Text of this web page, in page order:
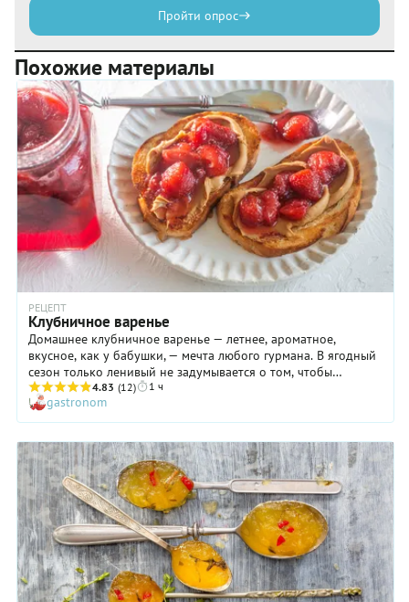
Пройти опрос
Похожие материалы
РЕЦЕПТ
Клубничное варенье
Домашнее клубничное варенье — летнее, ароматное,
вкусное, как у бабушки, — мечта любого гурмана. В ягодный
сезон только ленивый не задумывается о том, чтобы
заготовить себе на зиму хотя бы пару баночек лакомства.
Вроде бы дело нехитрое, но как сварить варенье из
клубники, чтобы оно получилось «ягодка к ягодке»? Во-
первых, о такой характеристике нужно позаботиться еще до
варки клубничного варенья: отобрать некрупные ягоды
одинакового размера. Ведь если клубника будет
разнокалиберной, то ягоды проварятся неравномерно. И,
разумеется, они должны быть целыми, сухими,
неповрежденными. И не спешите. Наберитесь терпения и
действуйте по нашему рецепту. Только не стремитесь
сварить сразу много варенья. Начните с малого количества.
Тогда варенье из клубники получится идеальным!
4.83 (12) 1 ч
gastronom